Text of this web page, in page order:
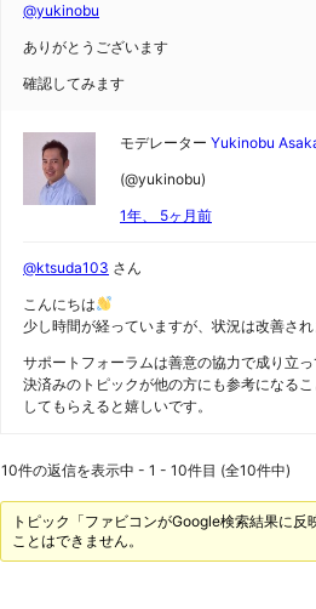
@yukinobu
ありがとうございます
確認してみます
モデレーター Yukinobu
(@yukinobu)
1年、 5ヶ月前
@ktsuda103 さん
こんにちは
少し時間が経っていますが、状況は改善され
サポートフォーラムは善意の協力で成り立
決済みのトピックが他の方にも参考になる
してもらえると嬉しいです。
10件の返信を表示中 - 1 - 10件目 (全10件中)
トピック「ファビコンがGoogle検索結果に
ことはできません。